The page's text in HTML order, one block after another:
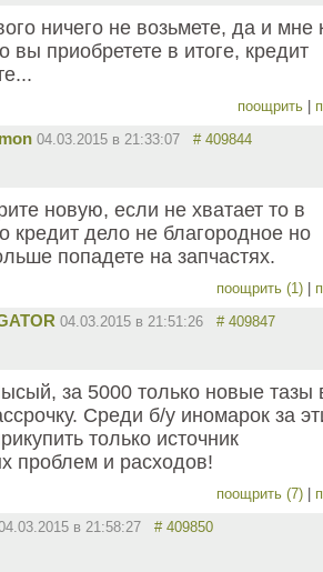
ничего не возьмете, да и мне
вы приобретете в итоге, кредит
поощрить
04.03.2015 в 21:33:07 # 409844
новую, если не хватает то в
кредит дело не благородное но
попадете на запчастях.
поощрить (1)
04.03.2015 в 21:51:26 # 409847
за 5000 только новые тазы
Среди б/у иномарок за
только источник
проблем и расходов!
поощрить (7)
в 21:58:27 # 409850